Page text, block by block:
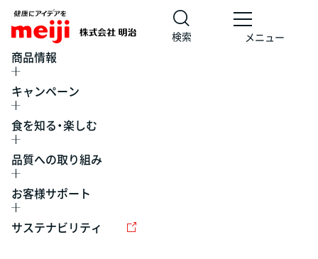
検索 メニュー
商品情報
キャンペーン
食を知る・楽しむ
品質への取り組み
お客様サポート
サステナビリティ